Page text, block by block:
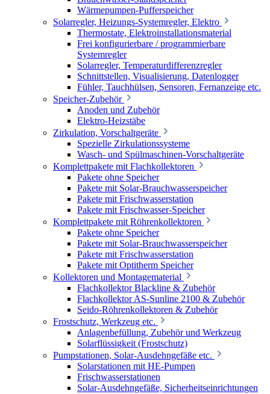
Wärmepumpen-Pufferspeicher
Solarregler, Heizungs-Systemregler, Elektro
Thermostate, Elektroinstallationsmaterial
Frei konfigurierbare / programmierbare
Systemregler
Solarregler, Temperaturdifferenzregler
Schnittstellen, Visualisierung, Datenlogger
Fühler, Tauchhülsen, Sensoren, Fernanzeige etc.
Speicher-Zubehör
Anoden und Zubehör
Elektro-Heizstäbe
Zirkulation, Vorschaltgeräte
Spezielle Zirkulationssysteme
Wasch- und Spülmaschinen-Vorschaltgeräte
Komplettpakete mit Flachkollektoren
Pakete ohne Speicher
Pakete mit Solar-Brauchwasserspeicher
Pakete mit Frischwasserstation
Pakete mit Frischwasser-Speicher
Komplettpakete mit Röhrenkollektoren
Pakete ohne Speicher
Pakete mit Solar-Brauchwasserspeicher
Pakete mit Frischwasserstation
Pakete mit Optitherm Speicher
Kollektoren und Montagematerial
Flachkollektor Blackline & Zubehör
Flachkollektor AS-Sunline 2100 & Zubehör
Seido-Röhrenkollektoren & Zubehör
Frostschutz, Werkzeug etc.
Anlagenbefüllung, Zubehör und Werkzeug
Solarflüssigkeit (Frostschutz)
Pumpstationen, Solar-Ausdehngefäße etc.
Solarstationen mit HE-Pumpen
Frischwasserstationen
Solar-Ausdehngefäße, Sicherheitseinrichtungen